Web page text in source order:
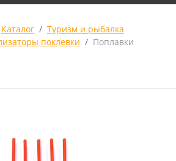
Каталог
Туризм и рыбалка
поклевки Поплавки